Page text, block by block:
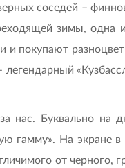
соседей –
зимы, одна
и покупают
нас. Буквально на
гамму». На экране
от черного,